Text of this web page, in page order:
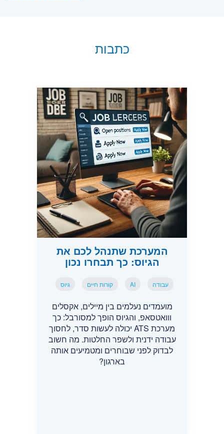
כתבות
המערכת שתנהל לכם את
הגיוס: כך תבחרו נכון
עבודה AI קורות חיים גיוס
מועמדים נעלמים בין מיילים, אקסלים
ווואטסאפ, והגיוס הופך למסורבל: כך
מערכת ATS יכולה לעשות סדר, לחסוך
עבודה ידנית ולשפר החלטות. מה חשוב
לבדוק לפני שבוחרים ומטמיעים אותה
בארגון?